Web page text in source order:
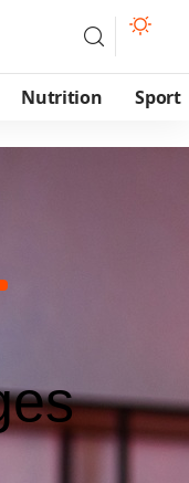
Nutrition Sport